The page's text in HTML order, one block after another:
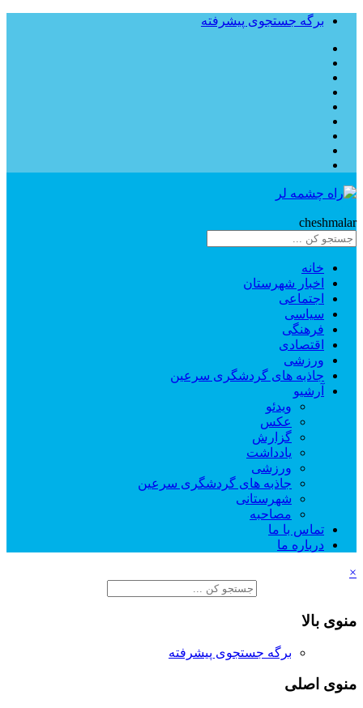
برگه جستجوی پیشرفته
cheshmalar
خانه
اخبار شهرستان
اجتماعی
سیاسی
فرهنگی
اقتصادی
ورزشی
جاذبه های گردشگری سرعین
آرشیو
ویدئو
عکس
گزارش
یادداشت
ورزشی
جاذبه های گردشگری سرعین
شهرستانی
مصاحبه
تماس با ما
درباره ما
×
منوی بالا
برگه جستجوی پیشرفته
منوی اصلی